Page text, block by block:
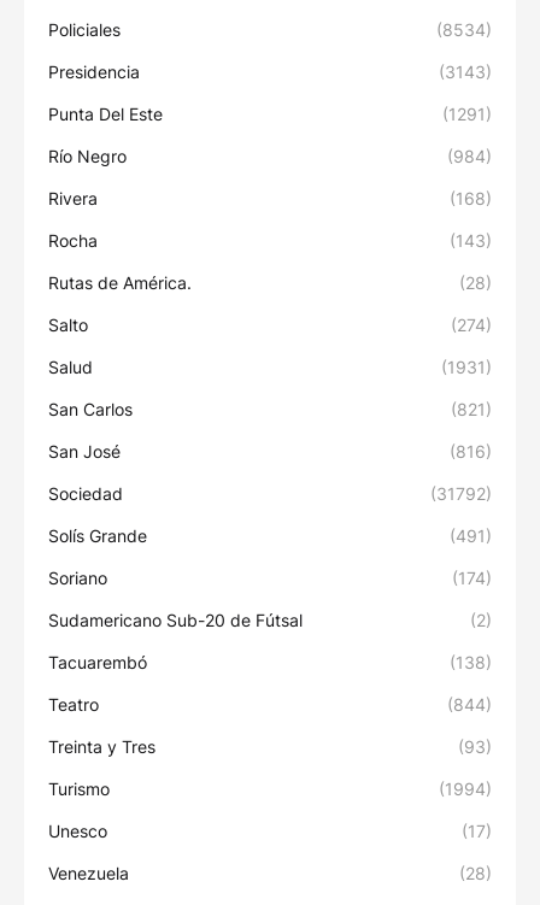
Policiales (8534)
Presidencia (3143)
Punta Del Este (1291)
Río Negro (984)
Rivera (168)
Rocha (143)
Rutas de América. (28)
Salto (274)
Salud (1931)
San Carlos (821)
San José (816)
Sociedad (31792)
Solís Grande (491)
Soriano (174)
Sudamericano Sub-20 de Fútsal (2)
Tacuarembó (138)
Teatro (844)
Treinta y Tres (93)
Turismo (1994)
Unesco (17)
Venezuela (28)